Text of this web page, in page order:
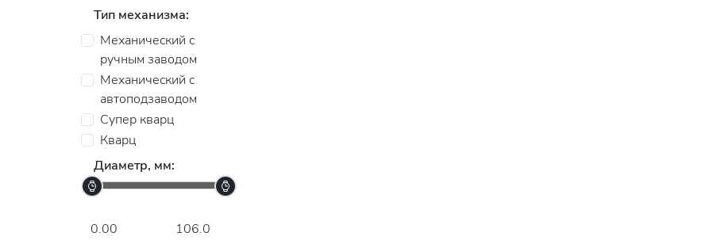
Тип механизма:
Механический с
ручным заводом
Механический с
автоподзаводом
Супер кварц
Кварц
Диаметр, мм: